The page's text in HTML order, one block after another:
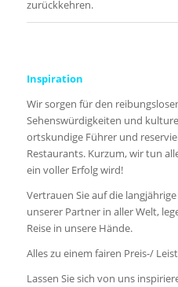
zurückkehren.
Inspiration
Wir sorgen für den
Sehenswürdigkeiten und
ortskundige Führer und
Restaurants. Kurzum, wir tun
ein voller Erfolg wird!
Vertrauen Sie auf die
unserer Partner in aller Welt,
Reise in unsere Hände.
Alles zu einem fairen Preis-/
Lassen Sie sich von uns